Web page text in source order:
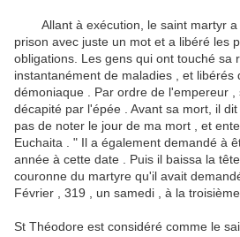
Allant à exécution, le saint martyr a
prison avec juste un mot et a libéré les
obligations. Les gens qui ont touché sa
instantanément de maladies , et libérés
démoniaque .
Par ordre de l'empereur
décapité par l'épée .
Avant sa mort, il
pas de noter le jour de ma mort , et
Euchaita . " Il a également demandé à
année à cette date .
Puis il baissa la
couronne du martyre qu'il avait demandé
Février , 319 , un samedi , à la
St Théodore est considéré comme le